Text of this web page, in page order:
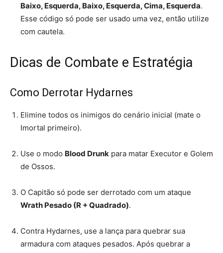
Baixo, Esquerda, Baixo, Esquerda, Cima, Esquerda.
Esse código só pode ser usado uma vez, então utilize
com cautela.
Dicas de Combate e Estratégia
Como Derrotar Hydarnes
Elimine todos os inimigos do cenário inicial (mate o
Imortal primeiro).
Use o modo Blood Drunk para matar Executor e Golem
de Ossos.
O Capitão só pode ser derrotado com um ataque
Wrath Pesado (R + Quadrado).
Contra Hydarnes, use a lança para quebrar sua
armadura com ataques pesados. Após quebrar a